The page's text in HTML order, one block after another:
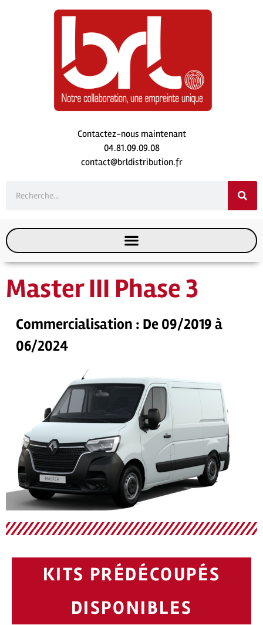
Contactez-nous maintenant
04.81.09.09.08
contact@brldistribution.fr
Master III Phase 3
Commercialisation : De 09/2019 à
06/2024
KITS PRÉDÉCOUPÉS
DISPONIBLES